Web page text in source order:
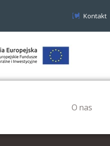
Kontakt
O nas